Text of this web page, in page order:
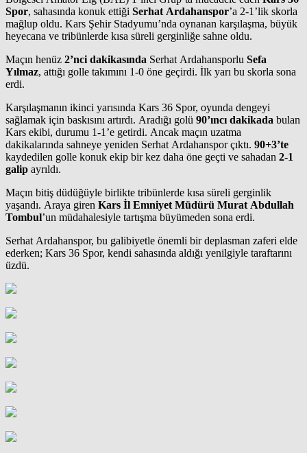
Spor, sahasında konuk ettiği Serhat Ardahanspor’a 2-1’lik skorla
mağlup oldu. Kars Şehir Stadyumu’nda oynanan karşılaşma, büyük
heyecana ve tribünlerde kısa süreli gerginliğe sahne oldu.
Maçın henüz 2’nci dakikasında Serhat Ardahansporlu Sefa
Yılmaz, attığı golle takımını 1-0 öne geçirdi. İlk yarı bu skorla sona
erdi.
Karşılaşmanın ikinci yarısında Kars 36 Spor, oyunda dengeyi
sağlamak için baskısını artırdı. Aradığı golü 90’ıncı dakikada bulan
Kars ekibi, durumu 1-1’e getirdi. Ancak maçın uzatma
dakikalarında sahneye yeniden Serhat Ardahanspor çıktı. 90+3’te
kaydedilen golle konuk ekip bir kez daha öne geçti ve sahadan 2-1
galip ayrıldı.
Maçın bitiş düdüğüyle birlikte tribünlerde kısa süreli gerginlik
yaşandı. Araya giren Kars İl Emniyet Müdürü Murat Abdullah
Tombul’un müdahalesiyle tartışma büyümeden sona erdi.
Serhat Ardahanspor, bu galibiyetle önemli bir deplasman zaferi elde
ederken; Kars 36 Spor, kendi sahasında aldığı yenilgiyle taraftarını
üzdü.